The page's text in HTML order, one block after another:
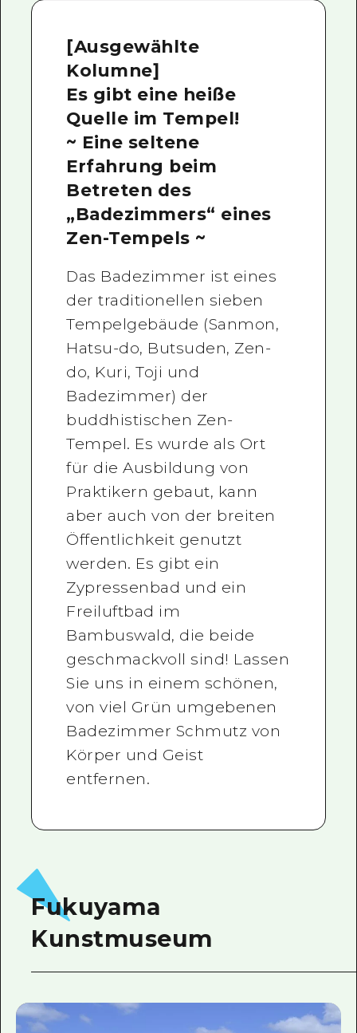
[Ausgewählte
Kolumne]
Es gibt eine heiße
Quelle im Tempel!
~ Eine seltene
Erfahrung beim
Betreten des
„Badezimmers“ eines
Zen-Tempels ~
Das Badezimmer ist eines
der traditionellen sieben
Tempelgebäude (Sanmon,
Hatsu-do, Butsuden, Zen-
do, Kuri, Toji und
Badezimmer) der
buddhistischen Zen-
Tempel. Es wurde als Ort
für die Ausbildung von
Praktikern gebaut, kann
aber auch von der breiten
Öffentlichkeit genutzt
werden. Es gibt ein
Zypressenbad und ein
Freiluftbad im
Bambuswald, die beide
geschmackvoll sind! Lassen
Sie uns in einem schönen,
von viel Grün umgebenen
Badezimmer Schmutz von
Körper und Geist
entfernen.
Fukuyama
Kunstmuseum